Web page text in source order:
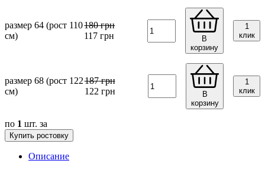
размер 64 (рост 110
см)
180грн
117 грн
В
корзину
1
клик
размер 68 (рост 122
см)
187грн
122 грн
В
корзину
1
клик
по 1 шт. за
Купить ростовку
Описание